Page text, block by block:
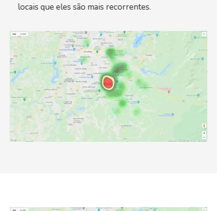
locais que eles são mais recorrentes.